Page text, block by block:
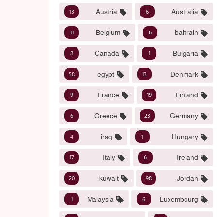
Australia
6
Austria
13
bahrain
6
Belgium
11
Bulgaria
1
Canada
8
Denmark
13
egypt
58
Finland
19
France
9
Germany
23
Greece
6
Hungary
1
iraq
4
Ireland
6
Italy
17
Jordan
98
kuwait
20
Luxembourg
6
Malaysia
1